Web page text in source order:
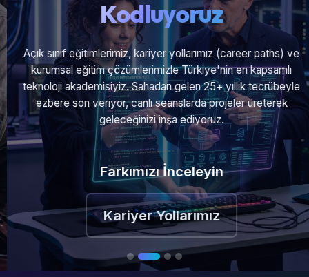
Kodluyoruz
Açık sınıf eğitimlerimiz, kariyer yollarımız (career paths) ve
kurumsal eğitim çözümlerimizle Türkiye'nin en kapsamlı
teknoloji akademisiyiz. Sahadan gelen 25+ yıllık tecrübeyle
ezbere son veriyor, canlı seanslarda projeler üreterek
geleceğinizi inşa ediyoruz.
Farkımızı İnceleyin
Kariyer Yollarımız